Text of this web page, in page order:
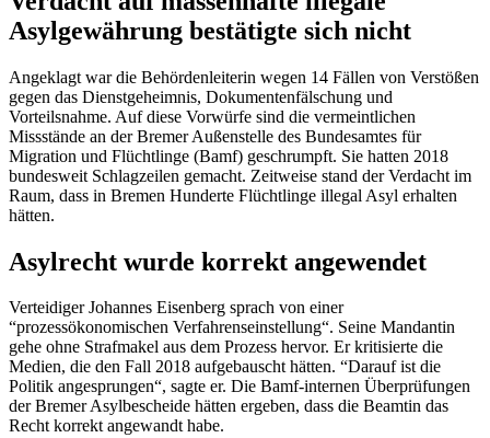
Asylgewährung bestätigte sich nicht
Angeklagt war die Behördenleiterin wegen 14 Fällen von Verstößen
gegen das Dienstgeheimnis, Dokumentenfälschung und
Vorteilsnahme. Auf diese Vorwürfe sind die vermeintlichen
Missstände an der Bremer Außenstelle des Bundesamtes für
Migration und Flüchtlinge (Bamf) geschrumpft. Sie hatten 2018
bundesweit Schlagzeilen gemacht. Zeitweise stand der Verdacht im
Raum, dass in Bremen Hunderte Flüchtlinge illegal Asyl erhalten
hätten.
Asylrecht wurde korrekt angewendet
Verteidiger Johannes Eisenberg sprach von einer
“prozessökonomischen Verfahrenseinstellung“. Seine Mandantin
gehe ohne Strafmakel aus dem Prozess hervor. Er kritisierte die
Medien, die den Fall 2018 aufgebauscht hätten. “Darauf ist die
Politik angesprungen“, sagte er. Die Bamf-internen Überprüfungen
der Bremer Asylbescheide hätten ergeben, dass die Beamtin das
Recht korrekt angewandt habe.